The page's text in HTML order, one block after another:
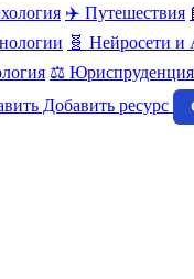
✈️ Путешествия
🧬 Нейросети и
⚖️ Юриспруденция
Добавить ресурс